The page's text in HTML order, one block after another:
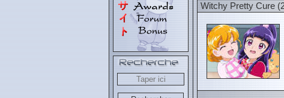
Witchy Pretty Cure